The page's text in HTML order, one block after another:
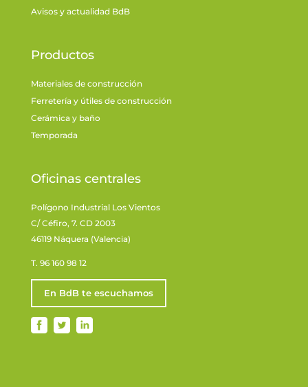
Avisos y actualidad BdB
Productos
Materiales de construcción
Ferretería y útiles de construcción
Cerámica y baño
Temporada
Oficinas centrales
Polígono Industrial Los Vientos
C/ Céfiro, 7. CD 2003
46119 Náquera (Valencia)
T. 96 160 98 12
En BdB te escuchamos